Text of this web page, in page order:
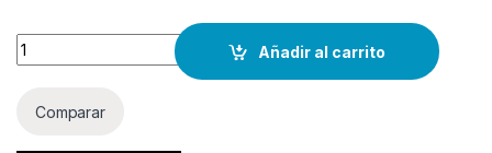
Cantidad
Añadir al carrito
Comparar